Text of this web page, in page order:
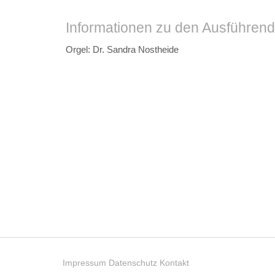
Informationen zu den
Orgel: Dr. Sandra Nostheide
Impressum Datenschutz Kontakt